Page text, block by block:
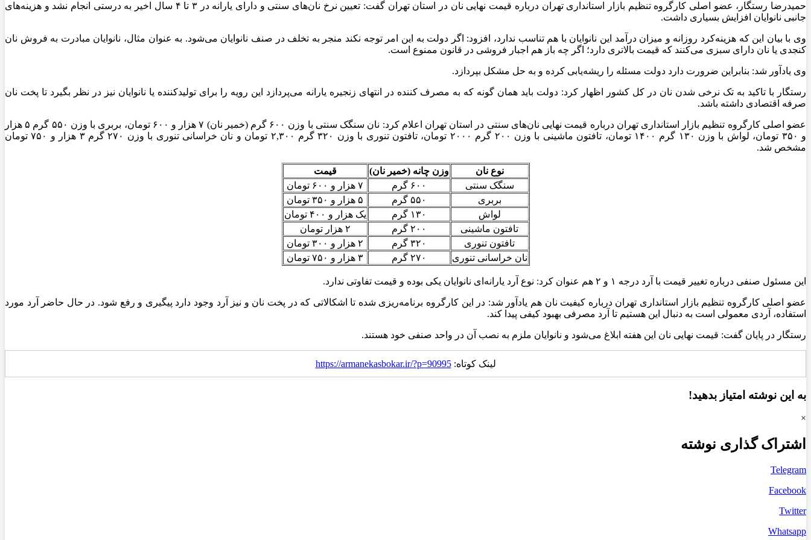
حمیدرضا رستگار، عضو اصلی کارگروه تنظیم بازار استانداری تهران درباره قیمت نهایی نان در استان تهران گفت: تعیین نرخ نان‌های سنتی و دارای یارانه در ۳ تا ۴ سال اخیر به درستی انجام نشد و هزینه‌های
جانبی نانوایان افزایش بسیاری داشت.
وی با بیان این که هزینه‌کرد روزانه و میزان درآمد این نانوایان با هم تناسب ندارد، افزود: اگر دولت به این امر توجه نکند منجر به تخلف در صنف نانوایان می‌شود. به عنوان مثال، نانوایان مبادرت به فروش نان
کنجدی یا نان دارای سبزی می‌کنند که قیمت بالاتری دارد؛ اگر چه باز هم اجبار فروشی در قانون ممنوع است.
وی یادآور شد: بنابراین ضرورت دارد دولت مسئله را ریشه‌یابی کرده و به حل مشکل بپردازد.
رستگار با تاکید به تک نرخی شدن نان در کل کشور اظهار کرد: دولت باید همان گونه که به مصرف کننده در انتهای زنجیره یارانه می‌پردازد این رویه را برای تولیدکننده یا نانوایان نیز در نظر بگیرد تا پخت نان
صرفه اقتصادی داشته باشد.
عضو اصلی کارگروه تنظیم بازار استانداری تهران درباره قیمت نهایی نان‌های سنتی در استان تهران اعلام کرد: نان سنگک سنتی با وزن ۶۰۰ گرم (خمیر نان) ۷ هزار و ۶۰۰ تومان، بربری با وزن ۵۵۰ گرم ۵ هزار
و ۳۵۰ تومان، لواش با وزن ۱۳۰ گرم ۱۴۰۰ تومان، تافتون ماشینی با وزن ۲۰۰ گرم ۲۰۰۰ تومان، تافتون تنوری با وزن ۳۲۰ گرم ۲,۳۰۰ تومان و نان خراسانی تنوری با وزن ۲۷۰ گرم ۳ هزار و ۷۵۰ تومان
مشخص شد.
نوع نان وزن چانه (خمیر نان)
قیمت
سنگک سنتی
۶۰۰ گرم
۷ هزار و ۶۰۰ تومان
بربری
۵۵۰ گرم
۵ هزار و ۳۵۰ تومان
لواش
۱۳۰ گرم
یک هزار و ۴۰۰ تومان
تافتون ماشینی
۲۰۰ گرم
۲ هزار تومان
تافتون تنوری
۳۲۰ گرم
۲ هزار و ۳۰۰ تومان
نان خراسانی تنوری
۲۷۰ گرم ۳ هزار و ۷۵۰ تومان
این مسئول صنفی درباره تغییر قیمت با آرد درجه ۱ و ۲ هم عنوان کرد: نوع آرد یارانه‌ای نانوایان یکی بوده و قیمت تفاوتی ندارد.
عضو اصلی کارگروه تنظیم بازار استانداری تهران درباره کیفیت نان هم یادآور شد: در این کارگروه برنامه‌ریزی شده تا اشکالاتی که در پخت نان و نیز آرد وجود دارد پیگیری و رفع شود. در حال حاضر آرد مورد
استفاده، آردی معمولی است به دنبال این هستیم تا آرد مصرفی بهبود کیفی پیدا کند.
رستگار در پایان گفت: قیمت نهایی نان این هفته ابلاغ می‌شود و نانوایان ملزم به نصب آن در واحد صنفی خود هستند.
لینک کوتاه:https://armanekasbokar.ir/?p=90995
به این نوشته امتیاز بدهید!
×
اشتراک گذاری نوشته
Telegram
Facebook
Twitter
Whatsapp